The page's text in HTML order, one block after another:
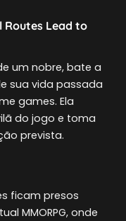
Routes Lead to
um nobre, bate a
sua vida passada
games. Ela
do jogo e toma
prevista.
ficam presos
MMORPG, onde